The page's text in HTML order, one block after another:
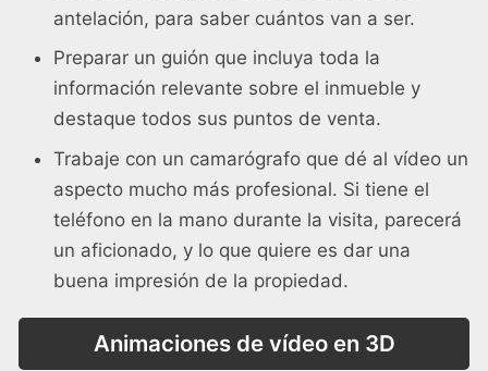
antelación, para saber cuántos van a ser.
Preparar un guión que incluya toda la
información relevante sobre el inmueble y
destaque todos sus puntos de venta.
Trabaje con un camarógrafo que dé al vídeo un
aspecto mucho más profesional. Si tiene el
teléfono en la mano durante la visita, parecerá
un aficionado, y lo que quiere es dar una
buena impresión de la propiedad.
Animaciones de vídeo en 3D